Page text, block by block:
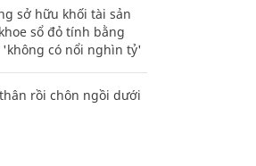
sở hữu khối tài sản
sổ đỏ tính bằng
có nổi nghìn tỷ'
rồi chôn ngồi dưới